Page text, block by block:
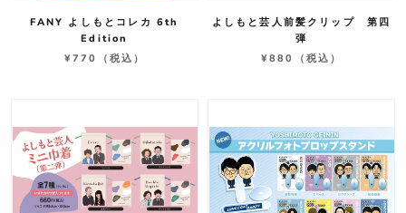
FANY よしもとコレカ 6th
Edition
¥770
（税込）
よしもと芸人前髪クリップ 第四
弾
¥880
（税込）